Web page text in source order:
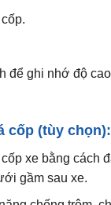
cốp (tùy chọn):
gầm sau xe.
chống trộm,
từ xa hoặc chìa